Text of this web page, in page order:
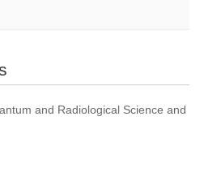
and Radiological Science and